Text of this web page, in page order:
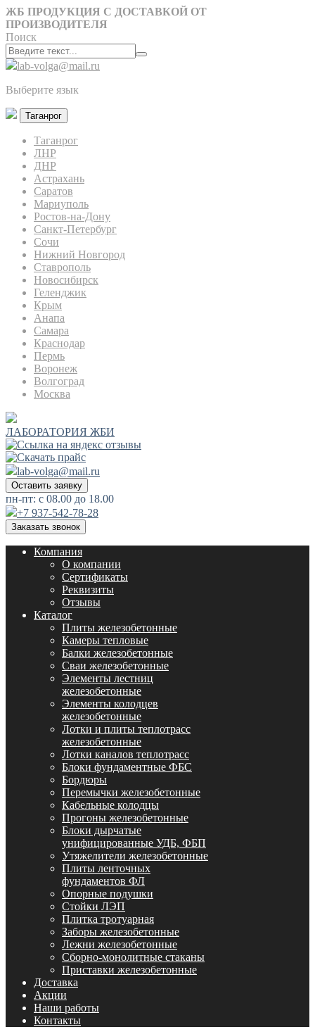
ЖБ ПРОДУКЦИЯ С ДОСТАВКОЙ ОТ
ПРОИЗВОДИТЕЛЯ
Поиск
lab-volga@mail.ru
Выберите язык
Таганрог
Таганрог
ЛНР
ДНР
Астрахань
Саратов
Мариуполь
Ростов-на-Дону
Санкт-Петербург
Сочи
Нижний Новгород
Ставрополь
Новосибирск
Геленджик
Крым
Анапа
Самара
Краснодар
Пермь
Воронеж
Волгоград
Москва
ЛАБОРАТОРИЯ ЖБИ
lab-volga@mail.ru
Оставить заявку
пн-пт: с 08.00 до 18.00
+7 937-542-78-28
Заказать звонок
Компания
О компании
Сертификаты
Реквизиты
Отзывы
Каталог
Плиты железобетонные
Камеры тепловые
Балки железобетонные
Сваи железобетонные
Элементы лестниц
железобетонные
Элементы колодцев
железобетонные
Лотки и плиты теплотрасс
железобетонные
Лотки каналов теплотрасс
Блоки фундаментные ФБС
Бордюры
Перемычки железобетонные
Кабельные колодцы
Прогоны железобетонные
Блоки дырчатые
унифицированные УДБ, ФБП
Утяжелители железобетонные
Плиты ленточных
фундаментов ФЛ
Опорные подушки
Стойки ЛЭП
Плитка тротуарная
Заборы железобетонные
Лежни железобетонные
Сборно-монолитные стаканы
Приставки железобетонные
Доставка
Акции
Наши работы
Контакты